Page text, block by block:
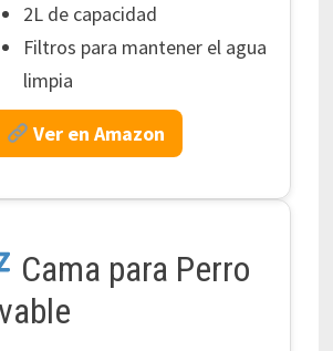
2L de capacidad
Filtros para mantener el agua
limpia
Ver en Amazon
Cama para Perro